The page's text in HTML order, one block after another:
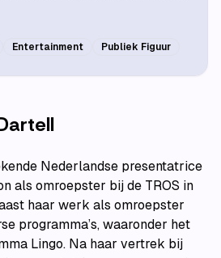
Entertainment Publiek Figuur
Nederlandse presentatrice
als omroepster bij de TROS in
haar werk als omroepster
programma’s, waaronder het
Lingo. Na haar vertrek bij